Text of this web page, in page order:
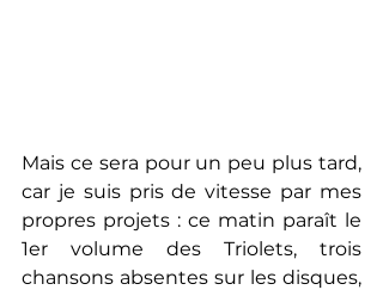
Mais ce sera pour un peu plus tard,
car je suis pris de vitesse par mes
propres projets : ce matin paraît le
1er volume des Triolets, trois
chansons absentes sur les disques,